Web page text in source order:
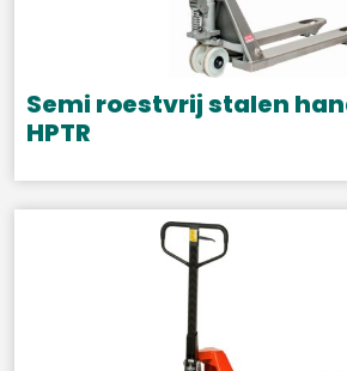
gekozen
worden
productpagina
Semi roestvrij stalen
HPTR